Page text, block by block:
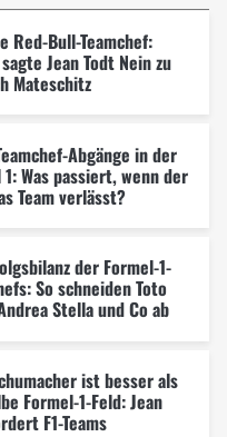
Red-Bull-Teamchef:
Jean Todt Nein zu
Mateschitz
Abgänge in der
1: Was passiert, wenn der
Team verlässt?
der Formel-1-
So schneiden Toto
Stella und Co ab
ist besser als
Formel-1-Feld: Jean
F1-Teams